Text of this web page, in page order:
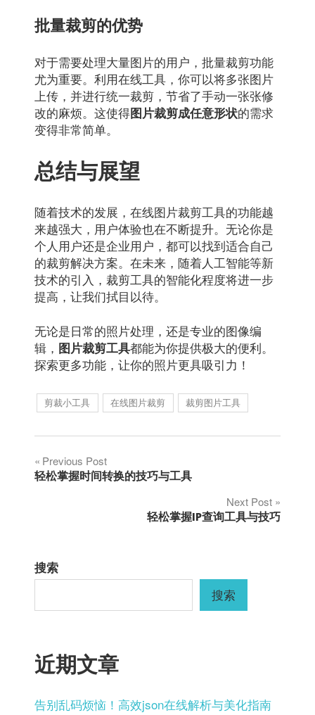
批量裁剪的优势
对于需要处理大量图片的用户，批量裁剪功能
尤为重要。利用在线工具，你可以将多张图片
上传，并进行统一裁剪，节省了手动一张张修
改的麻烦。这使得图片裁剪成任意形状的需求
变得非常简单。
总结与展望
随着技术的发展，在线图片裁剪工具的功能越
来越强大，用户体验也在不断提升。无论你是
个人用户还是企业用户，都可以找到适合自己
的裁剪解决方案。在未来，随着人工智能等新
技术的引入，裁剪工具的智能化程度将进一步
提高，让我们拭目以待。
无论是日常的照片处理，还是专业的图像编
辑， 图片裁剪工具都能为你提供极大的便利。
探索更多功能，让你的照片更具吸引力！
剪裁小工具 在线图片裁剪 裁剪图片工具
文
航
Previous Post
轻松掌握时间转换的技巧与工具
Next Post
轻松掌握IP查询工具与技巧
搜索
搜索
近期文章
告别乱码烦恼！高效json在线解析与美化指南